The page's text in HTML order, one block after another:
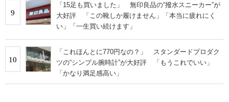
9
「15足も買いました」 無印良品の“撥水スニーカー”が
大好評 「この靴しか履けません」「本当に疲れにく
い」「一生買い続けます」
10
「これほんとに770円なの？」 スタンダードプロダク
ツの“シンプル腕時計”が大好評 「もうこれでいい」
「かなり満足感高い」